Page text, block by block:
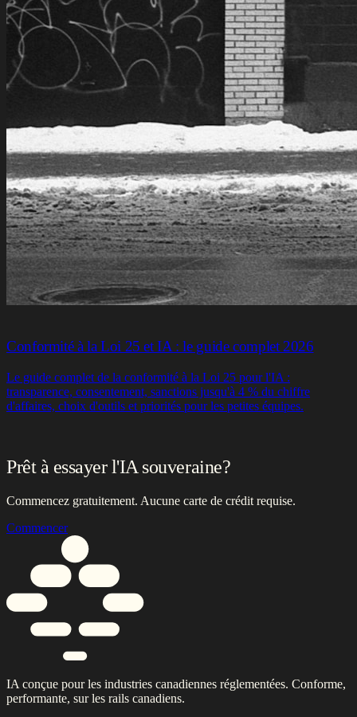
Prêt à essayer l'IA souveraine?
Commencez gratuitement. Aucune carte de crédit requise.
Commencer
IA conçue pour les industries canadiennes réglementées. Conforme,
performante, sur les rails canadiens.